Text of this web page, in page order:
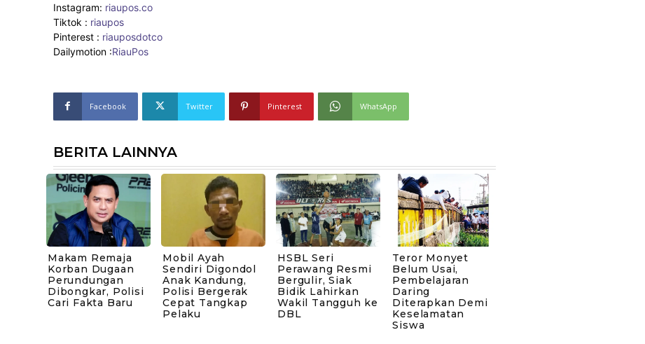
Instagram: riaupos.co
Tiktok : riaupos
Pinterest : riauposdotco
Dailymotion :RiauPos
Facebook Twitter Pinterest WhatsApp
BERITA LAINNYA
Makam Remaja
Korban Dugaan
Perundungan
Dibongkar, Polisi
Cari Fakta Baru
Mobil Ayah
Sendiri Digondol
Anak Kandung,
Polisi Bergerak
Cepat Tangkap
Pelaku
HSBL Seri
Perawang Resmi
Bergulir, Siak
Bidik Lahirkan
Wakil Tangguh ke
DBL
Teror Monyet
Belum Usai,
Pembelajaran
Daring
Diterapkan Demi
Keselamatan
Siswa